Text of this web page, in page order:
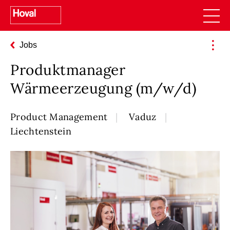
Jobs
Produktmanager
Wärmeerzeugung (m/w/d)
Product Management
Vaduz
Liechtenstein